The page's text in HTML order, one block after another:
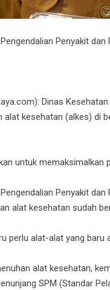
Penyakit
Dinas
alat kesehatan (alkes) di
untuk memaksimalkan
Penyakit
alat kesehatan sudah
perlu alat-alat yang
alat kesehatan,
SPM (Standar